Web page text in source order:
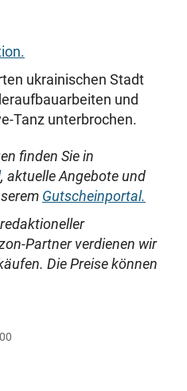
ukrainischen Stadt
und
Tanz unterbrochen.
finden Sie in
, aktuelle Angebote und
Gutscheinportal.
Partner verdienen wir
Die Preise können